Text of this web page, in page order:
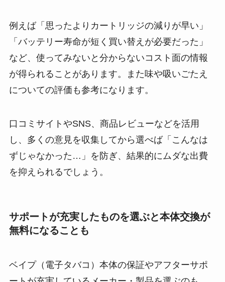
例えば「思ったよりカートリッジの減りが早い」
「バッテリー寿命が短く買い替えが必要だった」
など、使ってみないと分からないコスト面の情報
が得られることがあります。また味や吸いごたえ
についての評価も参考になります。
口コミサイトやSNS、商品レビューなどを活用
し、多くの意見を収集してから選べば「こんなは
ずじゃなかった…」を防ぎ、結果的にムダな出費
を抑えられるでしょう。
サポートが充実したものを選ぶと本体交換が
無料になることも
ベイプ（電子タバコ）本体の保証やアフターサポ